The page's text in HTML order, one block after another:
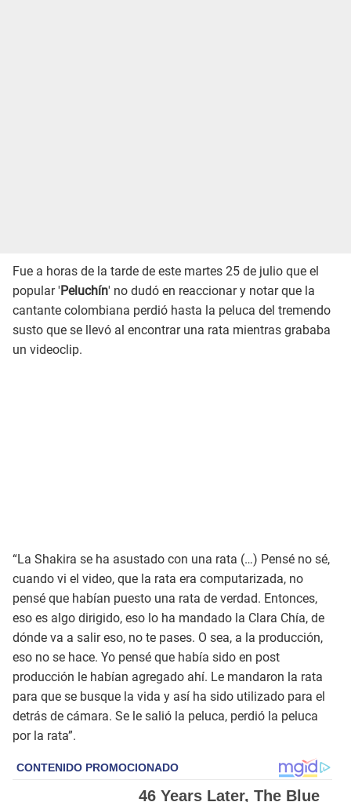
Fue a horas de la tarde de este martes 25 de julio que el
popular 'Peluchín' no dudó en reaccionar y notar que la
cantante colombiana perdió hasta la peluca del tremendo
susto que se llevó al encontrar una rata mientras grababa
un videoclip.
“La Shakira se ha asustado con una rata (…) Pensé no sé,
cuando vi el video, que la rata era computarizada, no
pensé que habían puesto una rata de verdad. Entonces,
eso es algo dirigido, eso lo ha mandado la Clara Chía, de
dónde va a salir eso, no te pases. O sea, a la producción,
eso no se hace. Yo pensé que había sido en post
producción le habían agregado ahí. Le mandaron la rata
para que se busque la vida y así ha sido utilizado para el
detrás de cámara. Se le salió la peluca, perdió la peluca
por la rata”.